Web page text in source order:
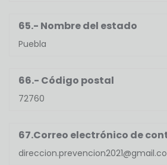
65.- Nombre del estado
Puebla
66.- Código postal
72760
67.Correo electrónico de